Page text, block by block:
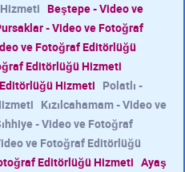
Beştepe - Video ve
- Video ve Fotoğraf
ve Fotoğraf Editörlüğü
Editörlüğü Hizmeti
Hizmeti Polatlı -
Kızılcahamam - Video ve
- Video ve Fotoğraf
ve Fotoğraf Editörlüğü
Editörlüğü Hizmeti Ayaş